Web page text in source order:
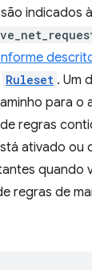
indicados
Ruleset . Um
para o
regras
ativado ou
quando
regras de